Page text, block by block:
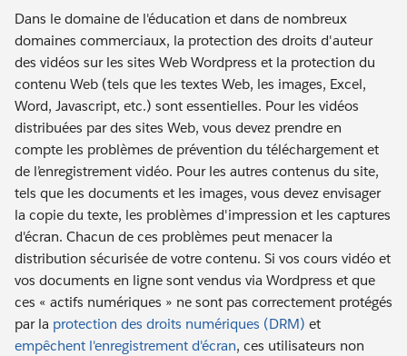
Dans le domaine de l'éducation et dans de nombreux
domaines commerciaux, la protection des droits d'auteur
des vidéos sur les sites Web Wordpress et la protection du
contenu Web (tels que les textes Web, les images, Excel,
Word, Javascript, etc.) sont essentielles. Pour les vidéos
distribuées par des sites Web, vous devez prendre en
compte les problèmes de prévention du téléchargement et
de l’enregistrement vidéo. Pour les autres contenus du site,
tels que les documents et les images, vous devez envisager
la copie du texte, les problèmes d'impression et les captures
d'écran. Chacun de ces problèmes peut menacer la
distribution sécurisée de votre contenu. Si vos cours vidéo et
vos documents en ligne sont vendus via Wordpress et que
ces « actifs numériques » ne sont pas correctement protégés
par la protection des droits numériques (DRM) et
empêchent l'enregistrement d'écran, ces utilisateurs non